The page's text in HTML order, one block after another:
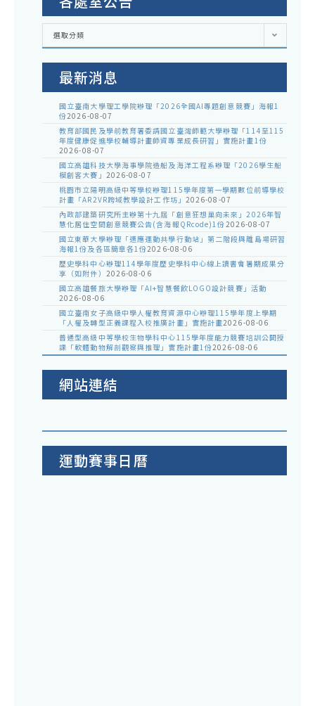
各
室
選取分類
最新消息
國立臺南大學理工學院辦理「2026全國AI專題創意競賽」海報1
份2026-08-07
教育部國民及學前教育署委請國立臺灣師範大學辦理「114至115
年度健康促進學校輔導計畫師資專業成長研習」實施計畫1份
2026-08-07
國立高雄科技大學海事學院造船及海洋工程系辦理「2026學生船
模創客大賽」 2026-08-07
桃園市立陽明高級中等學校辦理115學年度第一學期數位前導學校
計畫「AR2VR跨域教學設計工作坊」 2026-08-07
內政部建築研究所主辦第十九屆「創意狂想巢向未來」2026年智
慧化居住空間創意競賽公告(含海報QRcode)1份2026-08-07
國立東華大學辦理「適應運動共學行動站」第二階段與離島場研習
海報1份及各區簡章各1份2026-08-06
歷史學科中心辦理114學年度歷史學科中心線上讀書會暑期成果分
享（如附件） 2026-08-06
國立高雄餐旅大學辦理「AI+智慧餐飲LOGO設計競賽」活動
2026-08-06
國立臺南女子高級中學人權教育資源中心辦理115學年度上學期
「人權及轉型正義課程入校推廣計畫」實施計畫2026-08-06
普通型高級中等學校生物學科中心115學年度能力競賽培訓公開授
課「軟體動物解剖觀察與推理」實施計畫1份2026-08-06
網站連結
運動賽事日曆